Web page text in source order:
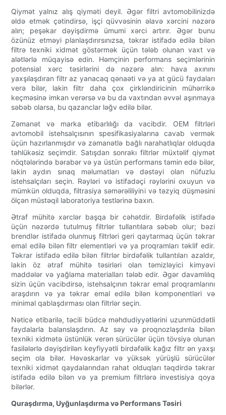
Qiymət yalnız alış qiyməti deyil. Əgər filtri avtomobilinizdə
əldə etmək çətindirsə, işçi qüvvəsinin əlavə xərcini nəzərə
alın; peşəkar dəyişdirmə ümumi xərci artırır. Əgər bunu
özünüz etməyi planlaşdırırsınızsa, təkrar istifadə edilə bilən
filtrə texniki xidmət göstərmək üçün tələb olunan vaxt və
alətlərlə müqayisə edin. Həmçinin performans seçimlərinin
potensial xərc təsirlərini də nəzərə alın: hava axınını
yaxşılaşdıran filtr az yanacaq qənaəti və ya at gücü faydaları
verə bilər, lakin filtr daha çox çirkləndiricinin mühərrikə
keçməsinə imkan verərsə və bu da vaxtından əvvəl aşınmaya
səbəb olarsa, bu qazanclar ləğv edilə bilər.
Zəmanət və marka etibarlılığı da vacibdir. OEM filtrləri
avtomobil istehsalçısının spesifikasiyalarına cavab vermək
üçün hazırlanmışdır və zəmanətlə bağlı narahatlıqlar olduqda
təhlükəsiz seçimdir. Satışdan sonrakı filtrlər müxtəlif qiymət
nöqtələrində bərabər və ya üstün performans təmin edə bilər,
lakin aydın sınaq məlumatları və dəstəyi olan nüfuzlu
istehsalçıları seçin. Rəyləri və istifadəçi rəylərini oxuyun və
mümkün olduqda, filtrasiya səmərəliliyini və təzyiq düşməsini
ölçən müstəqil laboratoriya testlərinə baxın.
Ətraf mühitə xərclər başqa bir cəhətdir. Birdəfəlik istifadə
üçün nəzərdə tutulmuş filtrlər tullantılara səbəb olur; bəzi
brendlər istifadə olunmuş filtrləri geri qaytarmaq üçün təkrar
emal edilə bilən filtr elementləri və ya proqramları təklif edir.
Təkrar istifadə edilə bilən filtrlər birdəfəlik tullantıları azaldır,
lakin öz ətraf mühitə təsirləri olan təmizləyici kimyəvi
maddələr və yağlama materialları tələb edir. Əgər davamlılıq
sizin üçün vacibdirsə, istehsalçının təkrar emal proqramlarını
araşdırın və ya təkrar emal edilə bilən komponentləri və
minimal qablaşdırması olan filtrlər seçin.
Nəticə etibarilə, təcili büdcə məhdudiyyətlərini uzunmüddətli
faydalarla balanslaşdırın. Az səy və proqnozlaşdırıla bilən
texniki xidmətə üstünlük verən sürücülər üçün tövsiyə olunan
fasilələrlə dəyişdirilən keyfiyyətli birdəfəlik kağız filtr ən yaxşı
seçim ola bilər. Həvəskarlar və yüksək yürüşlü sürücülər
texniki xidmət qaydalarından rahat olduqları təqdirdə təkrar
istifadə edilə bilən və ya premium filtrlərə investisiya qoya
bilərlər.
Quraşdırma, Uyğunlaşdırma və Performans Təsiri